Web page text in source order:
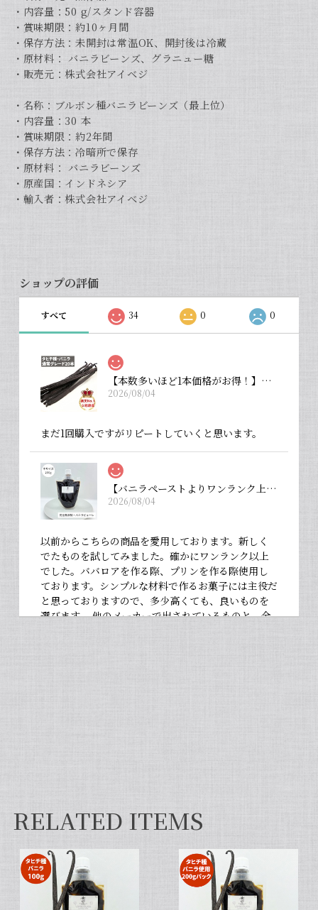
・内容量：50 g/スタンド容器
・賞味期限：約10ヶ月間
・保存方法：未開封は常温OK、開封後は冷蔵
・原材料： バニラビーンズ、グラニュー糖
・販売元：株式会社アイベジ
・名称：ブルボン種バニラビーンズ（最上位）
・内容量：30 本
・賞味期限：約2年間
・保存方法：冷暗所で保存
・原材料： バニラビーンズ
・原産国：インドネシア
・輸入者：株式会社アイベジ
ショップの評価
すべて 34 0 0
【本数多いほど1本価格がお得！】【タヒチ種・通常グレード 13cm・バニラビーンズ・20本】
2026/08/04
まだ1回購入ですがリピートしていくと思います。
【バニラペーストよりワンランク上の天然の香り】【揮発成分が無いため加熱しても香りが揮発しない優れもの！】完全無添加・バニラピューレ（内容量：中サイズ 200 g）
2026/08/04
以前からこちらの商品を愛用しております。新しく
でたものを試してみました。確かにワンランク以上
でした。ババロアを作る際、プリンを作る際使用し
ております。シンプルな材料で作るお菓子には主役だ
と思っておりますので、多少高くても、良いものを
選びます。 他のメーカーで出されているものと、全
セット タヒチ種 + ブルボン種 10本 サイズだけ訳あり バニラビーンズ VANILLA VILLAGE
RELATED ITEMS